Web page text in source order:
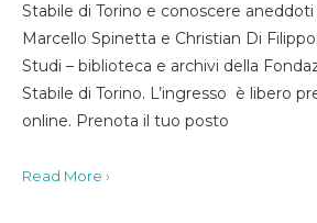
Stabile di Torino e conoscere
Marcello Spinetta e Christian Di
Studi – biblioteca e archivi della
Stabile di Torino. L’ingresso è libero
online. Prenota il tuo posto
Read More ›